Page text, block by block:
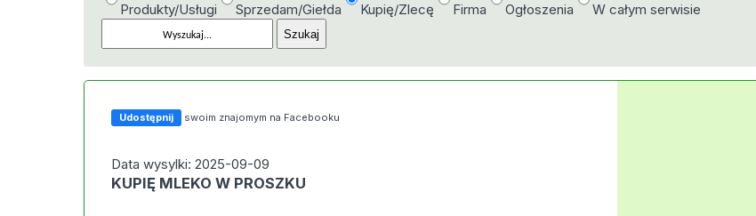
Produkty/Usługi Sprzedam/Giełda Kupię/Zlecę Firma Ogłoszenia W całym serwisie
Udostępnij swoim znajomym na Facebooku
Data wysylki: 2025-09-09
KUPIĘ MLEKO W PROSZKU